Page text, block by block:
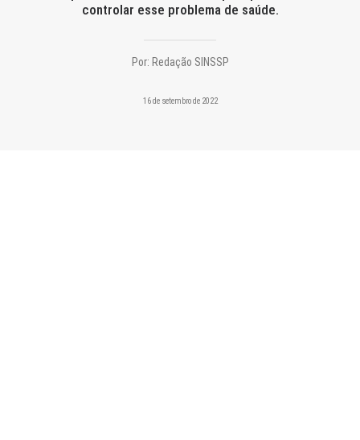
controlar esse problema de saúde.
Por: Redação SINSSP
16 de setembro de 2022